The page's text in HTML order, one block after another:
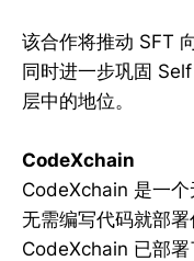
该合作将推动 SFT
同时进一步巩固
层中的地位。
CodeXchain
CodeXchain 是一个
无需编写代码就部署
CodeXchain 已部